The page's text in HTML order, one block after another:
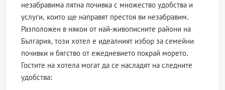
незабравима лятна почивка с множество удобства и
услуги, които ще направят престоя ви незабравим.
Разположен в някои от най-живописните райони на
България, този хотел е идеалният избор за семейни
почивки и бягство от ежедневието покрай морето.
Гостите на хотела могат да се насладят на следните
удобства: